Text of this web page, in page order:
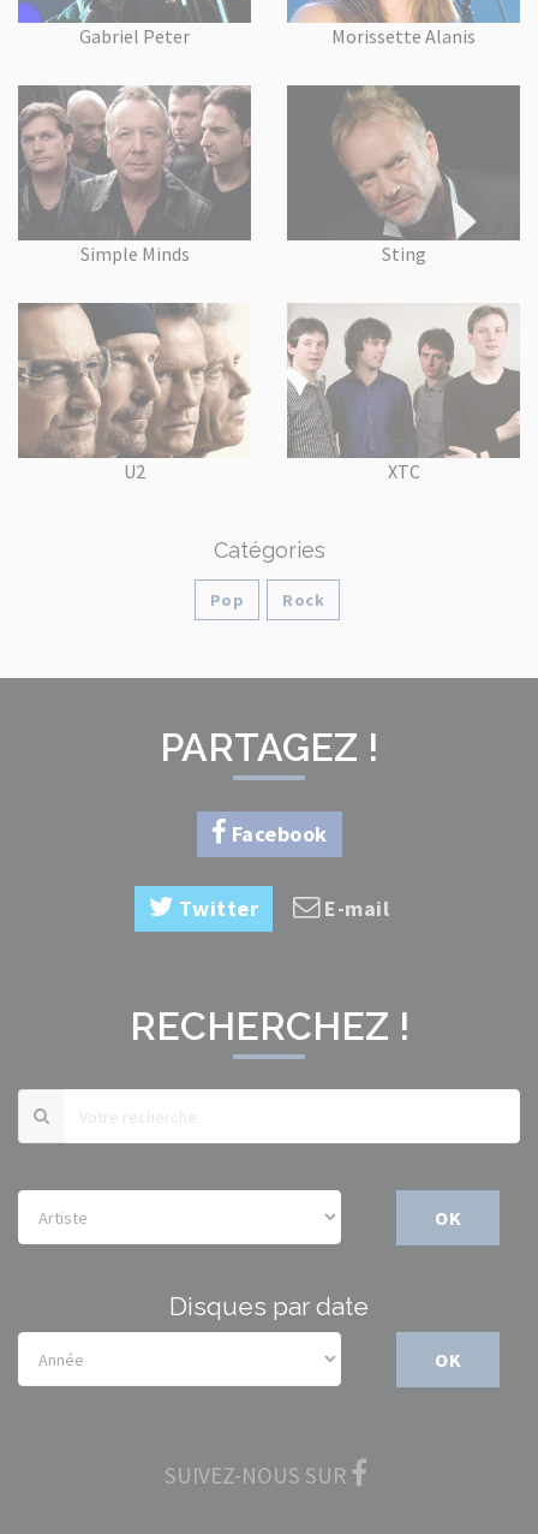
Gabriel Peter Morissette Alanis
Simple Minds Sting
U2 XTC
Catégories
Pop Rock
PARTAGEZ !
Facebook
Twitter E-mail
RECHERCHEZ !
OK
Disques par date
OK
SUIVEZ-NOUS SUR